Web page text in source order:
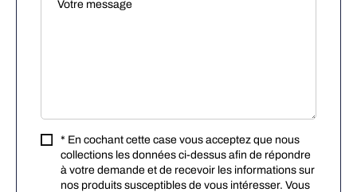
* En cochant cette case vous acceptez que nous
collections les données ci-dessus afin de répondre
à votre demande et de recevoir les informations sur
nos produits susceptibles de vous intéresser. Vous